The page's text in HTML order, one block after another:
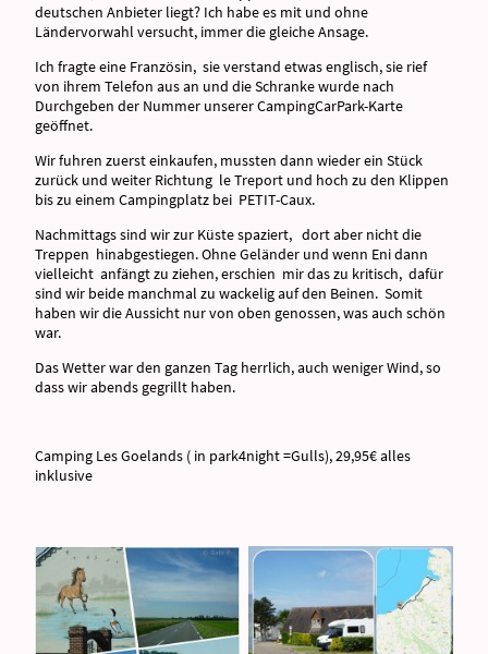
deutschen Anbieter liegt? Ich habe es mit und ohne
Ländervorwahl versucht, immer die gleiche Ansage.
Ich fragte eine Französin, sie verstand etwas englisch, sie rief
von ihrem Telefon aus an und die Schranke wurde nach
Durchgeben der Nummer unserer CampingCarPark-Karte
geöffnet.
Wir fuhren zuerst einkaufen, mussten dann wieder ein Stück
zurück und weiter Richtung le Treport und hoch zu den Klippen
bis zu einem Campingplatz bei PETIT-Caux.
Nachmittags sind wir zur Küste spaziert, dort aber nicht die
Treppen hinabgestiegen. Ohne Geländer und wenn Eni dann
vielleicht anfängt zu ziehen, erschien mir das zu kritisch, dafür
sind wir beide manchmal zu wackelig auf den Beinen. Somit
haben wir die Aussicht nur von oben genossen, was auch schön
war.
Das Wetter war den ganzen Tag herrlich, auch weniger Wind, so
dass wir abends gegrillt haben.
Camping Les Goelands ( in park4night =Gulls), 29,95€ alles
inklusive